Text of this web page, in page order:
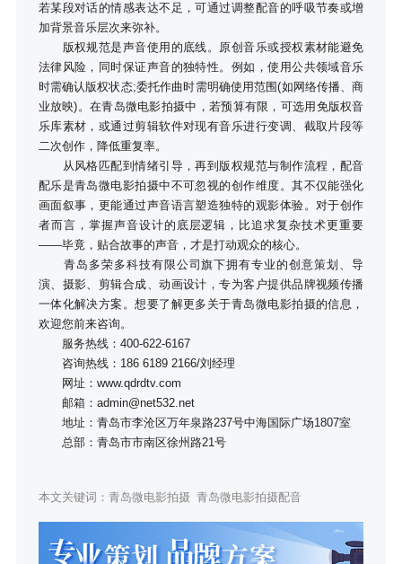
若某段对话的情感表达不足，可通过调整配音的呼吸节奏或增
加背景音乐层次来弥补。
版权规范是声音使用的底线。原创音乐或授权素材能避免
法律风险，同时保证声音的独特性。例如，使用公共领域音乐
时需确认版权状态;委托作曲时需明确使用范围(如网络传播、商
业放映)。在青岛微电影拍摄中，若预算有限，可选用免版权音
乐库素材，或通过剪辑软件对现有音乐进行变调、截取片段等
二次创作，降低重复率。
从风格匹配到情绪引导，再到版权规范与制作流程，配音
配乐是青岛微电影拍摄中不可忽视的创作维度。其不仅能强化
画面叙事，更能通过声音语言塑造独特的观影体验。对于创作
者而言，掌握声音设计的底层逻辑，比追求复杂技术更重要
——毕竟，贴合故事的声音，才是打动观众的核心。
青岛多荣多科技有限公司旗下拥有专业的创意策划、导
演、摄影、剪辑合成、动画设计，专为客户提供品牌视频传播
一体化解决方案。想要了解更多关于青岛微电影拍摄的信息，
欢迎您前来咨询。
服务热线：400-622-6167
咨询热线：186 6189 2166/刘经理
网址：www.qdrdtv.com
邮箱：admin@net532.net
地址：青岛市李沧区万年泉路237号中海国际广场1807室
总部：青岛市市南区徐州路21号
本文关键词： 青岛微电影拍摄 青岛微电影拍摄配音